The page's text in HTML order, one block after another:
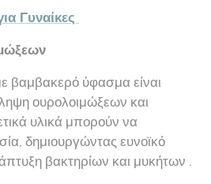
Γυναίκες
ύφασμα είναι
ουρολοιμώξεων και
υλικά μπορούν να
δημιουργώντας ευνοϊκό
βακτηρίων και μυκήτων .